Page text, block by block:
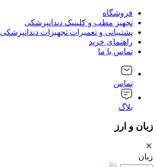
فروشگاه
تجهیز مطب و کلینیک دندانپزشکی
پشتیبانی و تعمیرات تجهیزات دندانپزشکی
راهنمای خرید
تماس با ما
تماس
بلاگ
زبان و ارز
زبان